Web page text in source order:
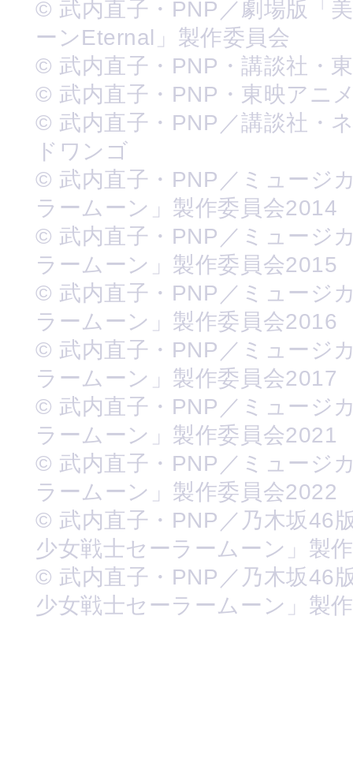
© 武内直子・PNP／劇場版「
ーンEternal」製作委員会
© 武内直子・PNP・講談社・
© 武内直子・PNP・東映アニ
© 武内直子・PNP／講談社・
ドワンゴ
© 武内直子・PNP／ミュージ
ラームーン」製作委員会2014
© 武内直子・PNP／ミュージ
ラームーン」製作委員会2015
© 武内直子・PNP／ミュージ
ラームーン」製作委員会2016
© 武内直子・PNP／ミュージ
ラームーン」製作委員会2017
© 武内直子・PNP／ミュージ
ラームーン」製作委員会2021
© 武内直子・PNP／ミュージ
ラームーン」製作委員会2022
© 武内直子・PNP／乃木坂46
少女戦士セーラームーン」製
© 武内直子・PNP／乃木坂46
少女戦士セーラームーン」製